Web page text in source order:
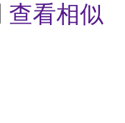
查看相似